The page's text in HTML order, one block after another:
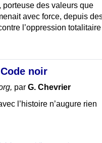
porteuse des valeurs que
avec force, depuis
l’oppression totalitaire
noir
par G. Chevrier
l’histoire n’augure rien